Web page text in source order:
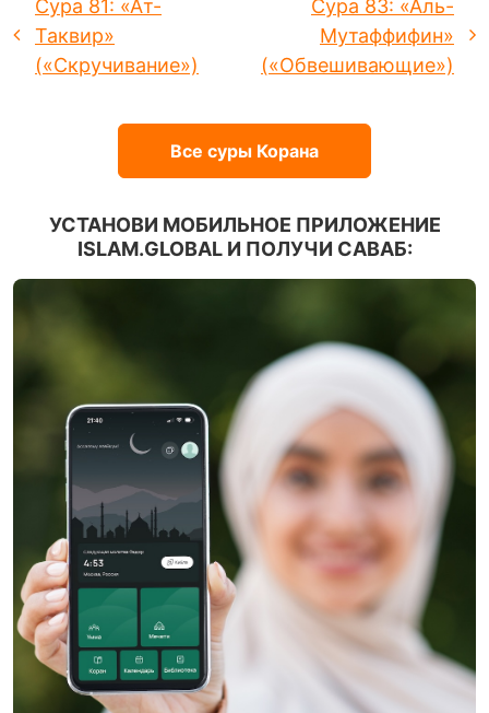
Сура 81: «Ат-
Таквир»
(«Скручивание»)
Сура 83: «Аль-
Мутаффифин»
(«Обвешивающие»)
Все суры Корана
УСТАНОВИ МОБИЛЬНОЕ ПРИЛОЖЕНИЕ
ISLAM.GLOBAL И ПОЛУЧИ САВАБ: